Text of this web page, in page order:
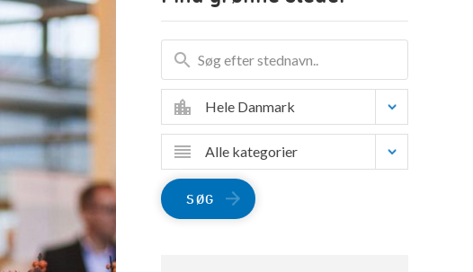
Hele Danmark
Alle kategorier
SØG